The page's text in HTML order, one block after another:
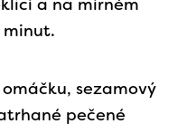
a na mírném
minut.
sezamový
pečené